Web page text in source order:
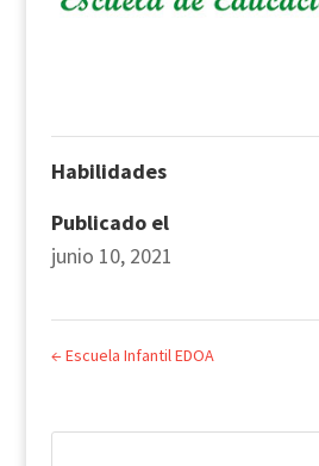
Habilidades
Publicado el
junio 10, 2021
← Escuela Infantil EDOA